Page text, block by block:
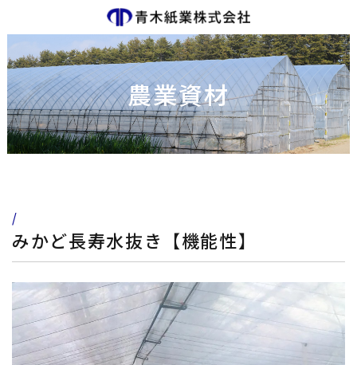
農業資材
/
みかど長寿水抜き【機能性】